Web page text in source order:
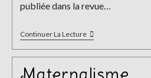
publiée dans la revue…
Continuer La LectureJappements